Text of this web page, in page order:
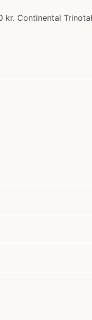
Continental